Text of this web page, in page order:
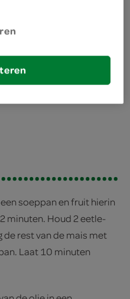
soeppan en fruit hierin
minuten. Houd 2 eetle­
de rest van de mais met
Laat 10 minuten